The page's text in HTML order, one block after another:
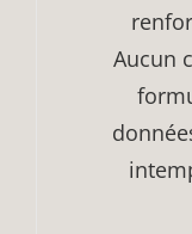
Aucun